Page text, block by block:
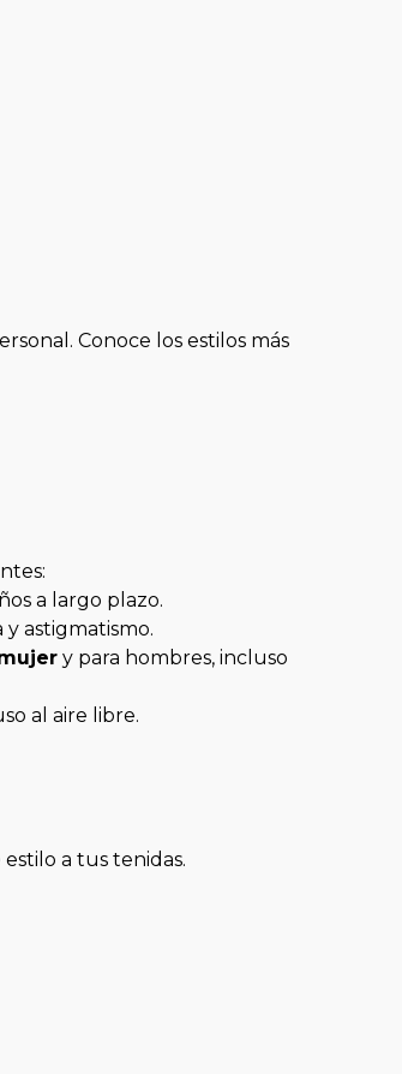
Conoce los estilos más
a largo plazo.
astigmatismo.
y para hombres, incluso
al aire libre.
a tus tenidas.